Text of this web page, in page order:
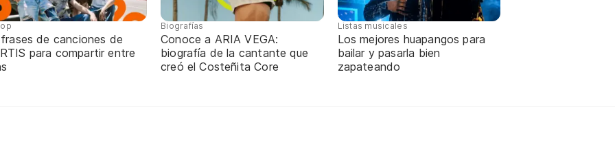
de canciones de
para compartir entre
Biografías
Conoce a ARIA VEGA:
biografía de la cantante que
creó el Costeñita Core
Listas musicales
Los mejores huapangos para
bailar y pasarla bien
zapateando